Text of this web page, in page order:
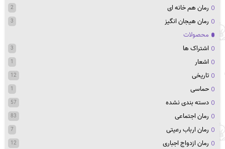
رمان هم خانه ای 2
رمان هیجان انگیز 3
محصولات
اشتراک ها
3
اشعار 1
تاریخی 12
حماسی 1
دسته بندی نشده 57
رمان اجتماعی 83
رمان ارباب رعیتی 7
رمان ازدواج اجباری 12